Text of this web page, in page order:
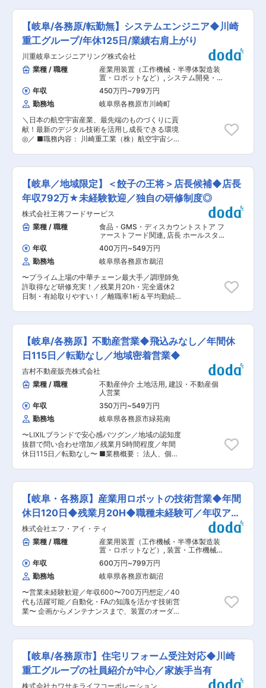
ーカー～ ■はたらく環境： 2010年に設立され、
事業発展を続けてきた当社。社員1人1人が会社を
つくっていくという気概の元働いています。積極
的なチャレンジも推奨しており、1人1人が意見を
言いやすい社風です。また、「家族の支え、理解
があってこそ、楽しく仕事ができる」という社長
の考えもあり、自分の仕事や、どんな方々と働い
ているのかということを理解してもらう、日ごろ
の支えに感謝する意味も込めて季節に合わせて、
パートナー企業、家族も参加できる社内イベント
を実施しています。春には野球大会、バーベキュ
ー、夏には家族キャンプ、社員旅行と盛り沢山の
イベントで社員全員が楽しんでます。 また、勤務
力。お客様のご都合で休日出勤等が発生した場合
は、必ず振休を取得いただきます。
対応（使用可否判断、修理方法設定、現場支援な
ど) ・機体運用時に生じた不具合への対応（原
因究明、使用可否判断、対策/修理方法設定、顧客
支援など) ・構成品の設計改善（不具合対策な
ど）、整備マニュアル改訂 ■ポジションの特徴：
・ヘリコプタの基幹構成品である回転翼及び回転
翼制御装置の設計/解析/試験に関わることができ
ます。 ・仕事で関わるヘリコプタは国防、犯罪抑
止、人命救助、被災地支援、南極観測など公共性
の高い用途に利用されている。その様子がメディ
アに取り上げられることもあり、自分の仕事が社
会に役立っていることを感じることができます。
■働きやすい環境： ◎プライベートも充実できる
（下記全社平均） ・月平均残業時間19.9時間 ・
平均勤続年数20.2年 ・年間休日125日 ・有給取得
平均17.5日(記念日休暇、リフレッシュ休暇制度も
まで取得可) ◎寮・社宅制度充実 ・単身寮、社宅
を完備（規定・審査あり）しており、U・Iターン
の方も歓迎です！ ・寮費等：月額7,000円（駐車
場代含む）、自治会費500円 ・社宅費等：月額
20,500円（家賃15,000円、共益費2,500円、駐
車場代3,000円） ■当社について： ・川崎重工業
株式会社の航空宇宙カンパニーの技術パートナー
として、防衛航空機、民間航空機、誘導弾、宇宙
ロケットなどの開発・製造において、設計、解
析、試験、情報および生産等の技術を提供する航
空宇宙に特化したエンジニアリング会社です。 ・
「技術を売る」会社として、従業員の大半が技術
者という「技術頭脳集団」です。川崎重工業の
実しており、働きやすい環境です。 ・各部門ごと
に部門に精通したスタッフが在籍している為、そ
ルアップして頂けます。 変更の範囲：会社の定め
る業務
【岐阜/各務原/転勤無】システムエンジニア◆川崎
重工グループ/年休125日/業績右肩上がり
川重岐阜エンジニアリング株式会社
業種 / 職種
産業用装置（工作機械・半導体製造装
置・ロボットなど） , システム開発・運
用（アプリ担当） IT戦略・システム企
画担当
年収 450万円~799万円
勤務地
岐阜県各務原市川崎町
＼日本の航空宇宙産業、最先端のものづくりに貢
献！最新のデジタル技術を活用し成長できる環境
◎／ ■職務内容： 川崎重工業（株）航空宇宙シス
テムの開発・改修・維持に関する企画および計画
策定 ・ユーザー部門と連携した業務要件定義・設
計プロセス検討 ・データ移行、検証、社内展開の
推進 ・利用部門からの問い合わせ対応、ヘルプデ
スク業務 ・業務改善・DX推進に向けたシステム
活用提案 ※チームで成果を出すことを重視してお
り、リーダーとしてプロジェクトを推進する役割
も期待されます。メンバーと協力しながら目標達
成を目指すことで、マネジメント力やコミュニケ
ーション力も高められます。 ■働きやすい環境：
◎プライベートも充実できる（下記全社平均） ・
月平均残業時間19.9時間 ・平均勤続年数20.2年
・年間休日125日 ・有給取得平均17.5日(記念日休
暇、リフレッシュ休暇制度もあり) ・入社3年以内
離職率0％ ・育児休業取得率女性100％、男性
60％(短時間勤務は小学校卒業まで取得可) ◎寮・
寮費等：月額7,000円（駐車場代含む）、自治会
費500円 ・社宅費等：月額20,500円（家賃
15,000円、共益費2,500円、駐車場代3,000円）
■当社について： ・川崎重工業株式会社の航空宇
宙カンパニーの技術パートナーとして、防衛航空
機、民間航空機、誘導弾、宇宙ロケットなどの開
発・製造において、設計、解析、試験、情報およ
び生産等の技術を提供する航空宇宙に特化したエ
ンジニアリング会社です。 ・「技術を売る」会社
として、従業員の大半が技術者という「技術頭脳
集団」です。川崎重工業の100％出資子会社であ
るため、福利厚生なども充実しており、働きやす
い環境です。 ・各部門ごとに部門に精通したスタ
シャリストを目指し、スキルアップして頂けま
す。 変更の範囲：会社の定める業務
【岐阜／地域限定】＜餃子の王将＞店長候補◆店長
年収792万★未経験歓迎／独自の研修制度◎
株式会社王将フードサービス
業種 / 職種
食品・GMS・ディスカウントストア フ
ァーストフード関連, 店長 ホールスタ
ッフ・フロアスタッフ・調理スタッフ
（飲食）
年収 400万円~549万円
勤務地
岐阜県各務原市鵜沼
〜プライム上場の中華チェーン最大手／調理師免
許取得など研修充実！／残業月20h・完全週休2
日制・有給取りやすい！／離職率1桁＆平均勤続
ート。将来的には店長としてスタッフ教育や集客
企画等の店舗づくりもお任せします ＜★飲食業を
盛り上げていきたい方歓迎！あなたオリジナルの
餃子の王将を★＞ 王将の店長の裁量権は他の飲食
企業の規模とは大きく異なります。 調理・接客・
スタッフ教育・集客企画・広告宣伝まで担当する
ことにより、お客様の声を味付けやメニューに反
映することができます 日本中にある王将はすべて
が個性的。私たちと一緒にあなたらしい餃子の王
将を創り上げてください！ ■王将のキャリアパ
ス： ▼店舗スタッフ 接客や調理を中心に店舗業
務を担当 店舗で様々なメニュー調理を身に着ける
ため、料理人として技術的なスキルUPもかな
う！ ▼副店長 発注やシフト管理など店舗運営に
必要なスキルを取得。現場でのOJT教育中心のた
め、一人一人の得意不得意に応じて育成サポート
任者として店舗運営・管理を担当いただきます。
※店長以降のキャリアはエリアMGR、管理部門、
FC店のオーナーとして独立など様々なキャリアが
ございます。 ※店長時の平均年収は792万円（一
般社員平均：454万円） ＜独立支援制度あり★＞
フランチャイズ店舗オーナーとして「経営者」に
なることも！すでに200名以上の社員が「経営
者」として活躍中！ ■王将の「画期的な」働き
方： ・残業月20H程度 ・有給取得日数は平均8.3
日！連休取りやすく、年に何回も旅行に行ってい
る店長などもいます。 ・従業員数は店舗平均16名
で学べる＆無理なく働ける環境！「平均勤続年数
は11.3年」で「離職率1桁」の安定就業が叶う環境
プ！ ●王将調理道場：調理技術や知識向上の研修
です。調理師免許取得の補助もあり、学びながら
ミー：店舗・人材マネジメントの研修です。店舗
運営や人材マネジメントについて学べるプログラ
ムです。 変更の範囲：会社の定める業務
【岐阜/各務原】不動産営業◆飛込みなし／年間休
日115日／転勤なし／地域密着営業◆
吉村不動産販売株式会社
業種 / 職種
不動産仲介 土地活用, 建設・不動産個
人営業
年収
350万円~549万円
勤務地
岐阜県各務原市緑苑南
〜LIXILブランドで安心感バツグン／地域の認知度
抜群で問い合わせ増加／残業月5時間程度／年間
休日115日／転勤なし〜 ■業務概要： 法人、個人
ットワークの一つであるERAと総合住生活企業で
あるLIXILグループブランドをもつ当社の「LIXIL
不動産ショップ」にて、不動産総合営業としてご
活躍いただきます。 ■業務詳細： ・土地や物件
の仕入れ ・来店したお客様の対応 ・不動産に関
する手続き全般 案件獲得のための飛込みは一切な
く、メールでのお問い合わせや直接のご来店、紹
介がほとんどです。 お客様の層としては、購入さ
れる方が20〜30代、売却される方はご年配の方
が多いです。 ■今後の展望： 新築案件だけでな
く、リフォームや高齢化社会の課題である空き家
の土地にも着目し土地運用に向けて着手していま
す！ ■入社後の流れ： 代表が直接教育致しま
す。入社後すぐに結果を出せと焦らせることは決
して致しません。案件を一緒に進めながら、しっ
かり知識を身に着けていけるよう教えていきま
す。 ■組織構成： 営業部門 (代表、営業2名、事
務1名) から構成されています。営業のうち、1名
は昨年の未経験入社です。 年齢層は20代前半〜
50代で、皆落ち着いた雰囲気の中働いています。
【岐阜・各務原】産業用ロボットの技術営業◆年間
休日120日◆残業月20H◆職種未経験可／年収アッ
プへ
株式会社エフ・アイ・ティ
業種 / 職種
産業用装置（工作機械・半導体製造装
置・ロボットなど） , 装置・工作機械・
産業機械営業（国内） 工作機械・産業
機械・ロボット
年収 600万円~799万円
勤務地
岐阜県各務原市鵜沼
〜営業未経験歓迎／年収600〜700万円想定／40
代も活躍可能／自動化・FAの知識を活かす技術営
業〜 企画からメンテナンスまで、装置のオーダー
記業務をお任せします。 ・顧客要望のヒアリング
および提案 ・仕様打合せ ・見積作成・簡単な構
想 ・社内の設計・製作部門との調整 ・製作スケ
ジュールの把握、調整 ・受注拡大のための営業活
動 ・納入後アフターフォロー ※装置や技術に関す
【岐阜/各務原市】住宅リフォーム受注対応◆川崎
重工グループの社員紹介が中心／家族手当有
株式会社カワサキライフコーポレーション